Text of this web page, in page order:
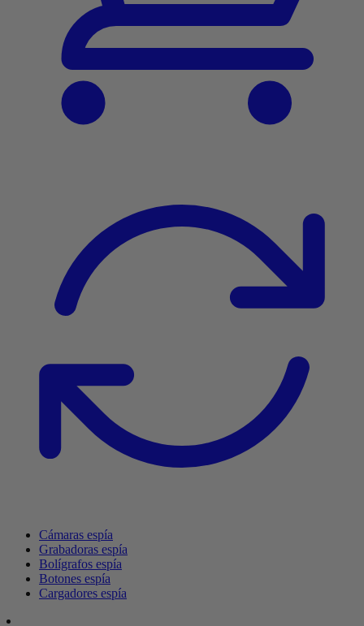
Cámaras espía
Grabadoras espía
Bolígrafos espía
Botones espía
Cargadores espía